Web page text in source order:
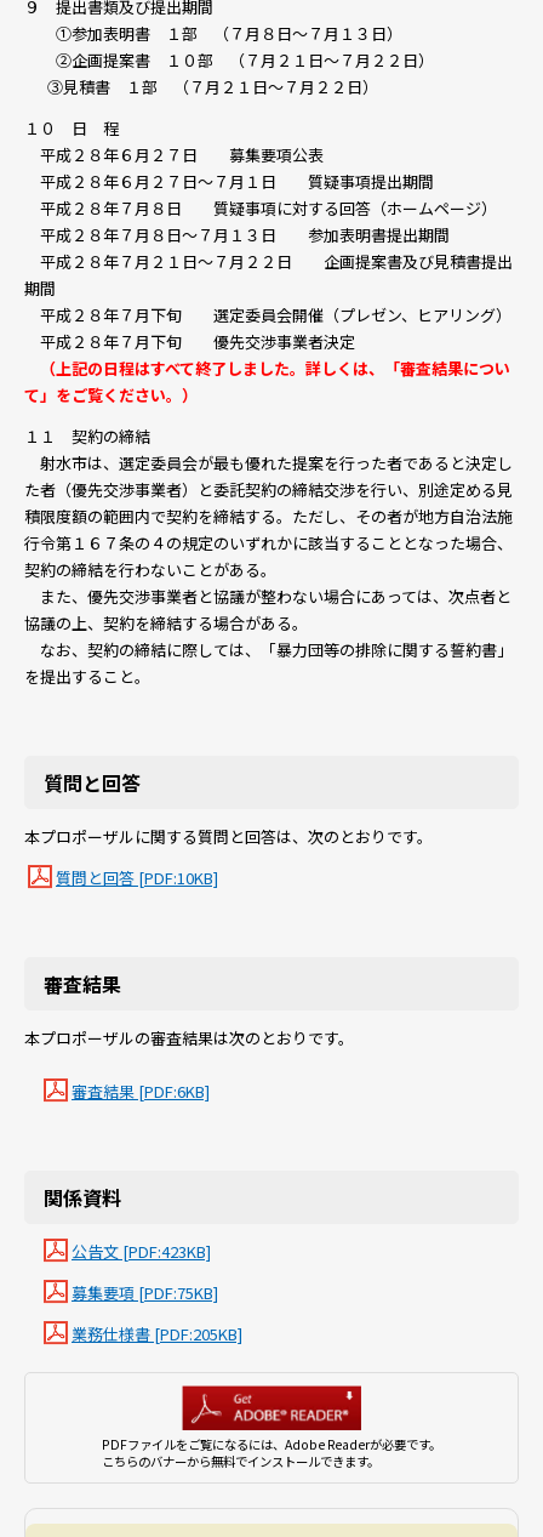
９ 提出書類及び提出期間
①参加表明書 １部 （７月８日～７月１３日）
②企画提案書 １０部 （７月２１日～７月２２日）
③見積書 １部 （７月２１日～７月２２日）
１０ 日 程
平成２８年６月２７日 募集要項公表
平成２８年６月２７日～７月１日 質疑事項提出期間
平成２８年７月８日 質疑事項に対する回答（ホームページ）
平成２８年７月８日～７月１３日 参加表明書提出期間
平成２８年７月２１日～７月２２日 企画提案書及び見積書提出
期間
平成２８年７月下旬 選定委員会開催（プレゼン、ヒアリング）
平成２８年７月下旬 優先交渉事業者決定
（上記の日程はすべて終了しました。詳しくは、「審査結果につい
て」をご覧ください。）
１１ 契約の締結
射水市は、選定委員会が最も優れた提案を行った者であると決定し
た者（優先交渉事業者）と委託契約の締結交渉を行い、別途定める見
積限度額の範囲内で契約を締結する。ただし、その者が地方自治法施
行令第１６７条の４の規定のいずれかに該当することとなった場合、
契約の締結を行わないことがある。
また、優先交渉事業者と協議が整わない場合にあっては、次点者と
協議の上、契約を締結する場合がある。
なお、契約の締結に際しては、「暴力団等の排除に関する誓約書」
を提出すること。
質問と回答
本プロポーザルに関する質問と回答は、次のとおりです。
質問と回答 [PDF:10KB]
審査結果
本プロポーザルの審査結果は次のとおりです。
審査結果 [PDF:6KB]
関係資料
公告文 [PDF:423KB]
募集要項 [PDF:75KB]
業務仕様書 [PDF:205KB]
PDFファイルをご覧になるには、Adobe Readerが必要です。
こちらのバナーから無料でインストールできます。